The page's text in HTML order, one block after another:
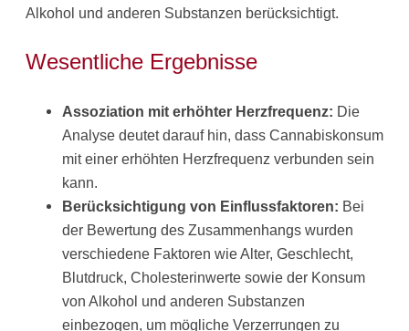
Alkohol und anderen Substanzen berücksichtigt.​
Wesentliche Ergebnisse
Assoziation mit erhöhter Herzfrequenz: Die
Analyse deutet darauf hin, dass Cannabiskonsum
mit einer erhöhten Herzfrequenz verbunden sein
kann.​
Berücksichtigung von Einflussfaktoren: Bei
der Bewertung des Zusammenhangs wurden
verschiedene Faktoren wie Alter, Geschlecht,
Blutdruck, Cholesterinwerte sowie der Konsum
von Alkohol und anderen Substanzen
einbezogen, um mögliche Verzerrungen zu